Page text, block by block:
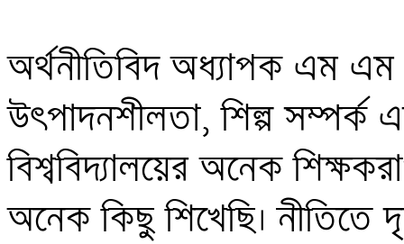
অর্থনীতিবিদ অধ্যাপক এম
উৎপাদনশীলতা, শিল্প সম্পর্ক
বিশ্ববিদ্যালয়ের অনেক
অনেক কিছু শিখেছি।